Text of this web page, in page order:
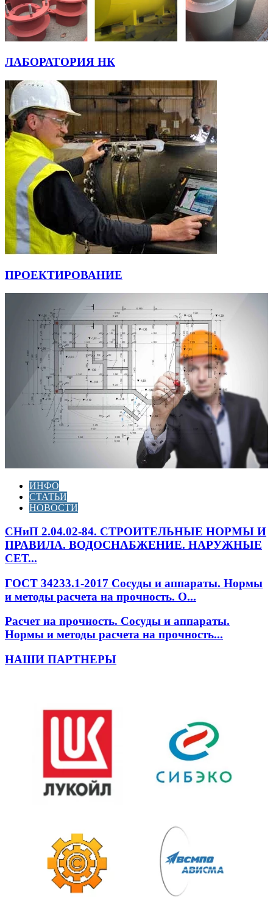
ЛАБОРАТОРИЯ НК
ПРОЕКТИРОВАНИЕ
ИНФО
СТАТЬИ
НОВОСТИ
СНиП 2.04.02-84. СТРОИТЕЛЬНЫЕ НОРМЫ И
ПРАВИЛА. ВОДОСНАБЖЕНИЕ. НАРУЖНЫЕ
СЕТ...
ГОСТ 34233.1-2017 Сосуды и аппараты. Нормы
и методы расчета на прочность. О...
Расчет на прочность. Сосуды и аппараты.
Нормы и методы расчета на прочность...
НАШИ ПАРТНЕРЫ